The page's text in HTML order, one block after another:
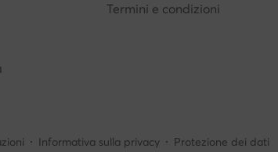
Termini e condizioni
Informativa sulla privacy Protezione dei dati